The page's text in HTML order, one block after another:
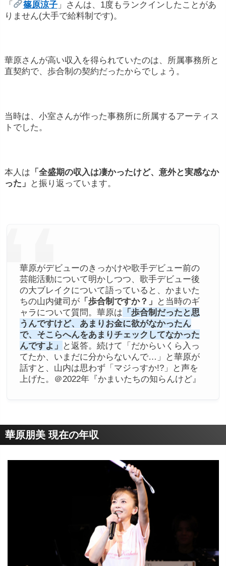
「
篠原涼子」さんは、1度もランクインしたことがあ
りません(大手で給料制です)。
華原さんが高い収入を得られていたのは、所属事務所と
直契約で、歩合制の契約だったからでしょう。
当時は、小室さんが作った事務所に所属するアーティス
トでした。
本人は 「全盛期の収入は凄かったけど、意外と実感なか
った」 と振り返っています。
華原がデビューのきっかけや歌手デビュー前の
芸能活動について明かしつつ、歌手デビュー後
の大ブレイクについて語っていると、かまいた
ちの山内健司が 「歩合制ですか？」 と当時のギ
ャラについて質問。華原は 「歩合制だったと思
うんですけど、あまりお金に欲がなかったん
で、そこらへんをあまりチェックしてなかった
んですよ」 と返答。続けて「だからいくら入っ
てたか、いまだに分からないんで…」と華原が
話すと、山内は思わず「マジっすか!?」と声を
上げた。＠2022年『かまいたちの知らんけど』
華原朋美 現在の年収